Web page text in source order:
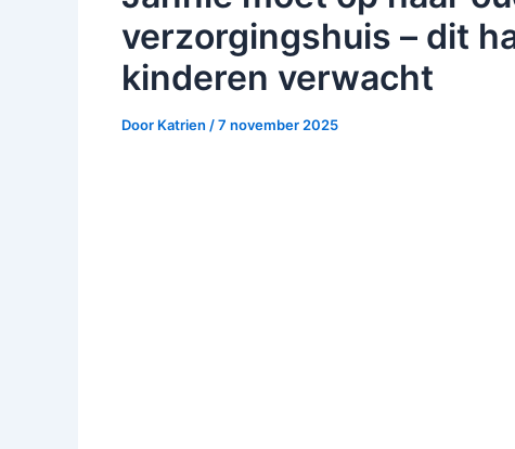
verzorgingshuis – dit
kinderen verwacht
Door Katrien /7 november 2025